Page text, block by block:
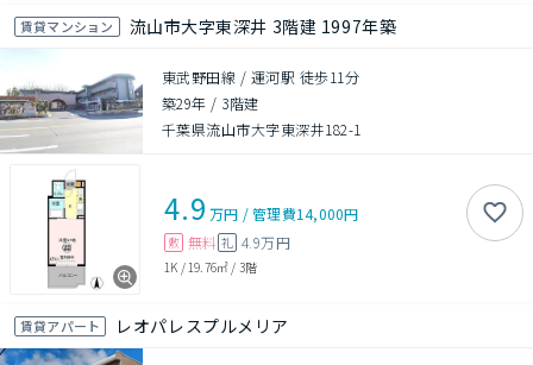
賃貸マンション 流山市大字東深井 3階建 1997年築
東武野田線 / 運河駅 徒歩11分
築29年 / 3階建
千葉県流山市大字東深井182-1
4.9 万円 /管理費14,000円
敷 無料 礼 4.9万円
1K / 19.76㎡ / 3階
賃貸アパート レオパレスプルメリア